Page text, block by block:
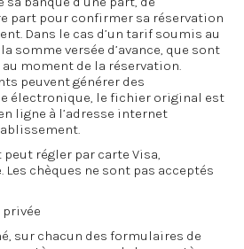
part pour confirmer sa réservation
Dans le cas d’un tarif soumis au
somme versée d’avance, que sont
moment de la réservation.
peuvent générer des
électronique, le fichier original est
ligne à l’adresse internet
peut régler par carte Visa,
Les chèques ne sont pas acceptés
privée
sur chacun des formulaires de